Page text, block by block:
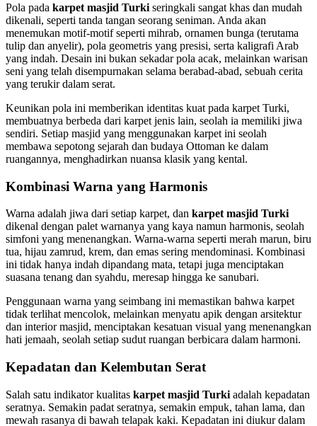
Pola pada karpet masjid Turki seringkali sangat khas dan mudah
dikenali, seperti tanda tangan seorang seniman. Anda akan
menemukan motif-motif seperti mihrab, ornamen bunga (terutama
tulip dan anyelir), pola geometris yang presisi, serta kaligrafi Arab
yang indah. Desain ini bukan sekadar pola acak, melainkan warisan
seni yang telah disempurnakan selama berabad-abad, sebuah cerita
yang terukir dalam serat.
Keunikan pola ini memberikan identitas kuat pada karpet Turki,
membuatnya berbeda dari karpet jenis lain, seolah ia memiliki jiwa
sendiri. Setiap masjid yang menggunakan karpet ini seolah
membawa sepotong sejarah dan budaya Ottoman ke dalam
ruangannya, menghadirkan nuansa klasik yang kental.
Kombinasi Warna yang Harmonis
Warna adalah jiwa dari setiap karpet, dan karpet masjid Turki
dikenal dengan palet warnanya yang kaya namun harmonis, seolah
simfoni yang menenangkan. Warna-warna seperti merah marun, biru
tua, hijau zamrud, krem, dan emas sering mendominasi. Kombinasi
ini tidak hanya indah dipandang mata, tetapi juga menciptakan
suasana tenang dan syahdu, meresap hingga ke sanubari.
Penggunaan warna yang seimbang ini memastikan bahwa karpet
tidak terlihat mencolok, melainkan menyatu apik dengan arsitektur
dan interior masjid, menciptakan kesatuan visual yang menenangkan
hati jemaah, seolah setiap sudut ruangan berbicara dalam harmoni.
Kepadatan dan Kelembutan Serat
Salah satu indikator kualitas karpet masjid Turki adalah kepadatan
seratnya. Semakin padat seratnya, semakin empuk, tahan lama, dan
mewah rasanya di bawah telapak kaki. Kepadatan ini diukur dalam